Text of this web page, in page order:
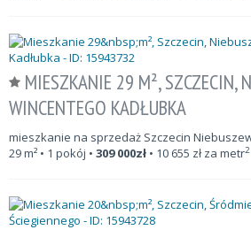
MIESZKANIE 29 M², SZCZECIN,
WINCENTEGO KADŁUBKA
mieszkanie na sprzedaż Szczecin
29m² • 1 pokój • 309 000zł • 10 655 zł za metr2